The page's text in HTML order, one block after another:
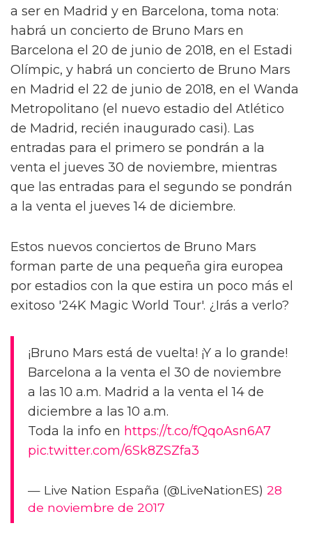
a ser en Madrid y en Barcelona, toma nota:
habrá un concierto de Bruno Mars en
Barcelona el 20 de junio de 2018, en el Estadi
Olímpic, y habrá un concierto de Bruno Mars
en Madrid el 22 de junio de 2018, en el Wanda
Metropolitano (el nuevo estadio del Atlético
de Madrid, recién inaugurado casi). Las
entradas para el primero se pondrán a la
venta el jueves 30 de noviembre, mientras
que las entradas para el segundo se pondrán
a la venta el jueves 14 de diciembre.
Estos nuevos conciertos de Bruno Mars
forman parte de una pequeña gira europea
por estadios con la que estira un poco más el
exitoso '24K Magic World Tour'. ¿Irás a verlo?
¡Bruno Mars está de vuelta! ¡Y a lo grande!
Barcelona a la venta el 30 de noviembre
a las 10 a.m. Madrid a la venta el 14 de
diciembre a las 10 a.m.
Toda la info en https://t.co/fQqoAsn6A7
pic.twitter.com/6Sk8ZSZfa3
— Live Nation España (@LiveNationES) 28
de noviembre de 2017